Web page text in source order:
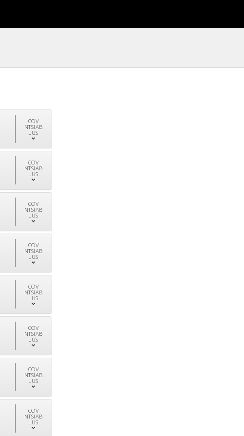
COV
NTSIAB
LUS
COV
NTSIAB
LUS
COV
NTSIAB
LUS
COV
NTSIAB
LUS
COV
NTSIAB
LUS
COV
NTSIAB
LUS
COV
NTSIAB
LUS
COV
NTSIAB
LUS